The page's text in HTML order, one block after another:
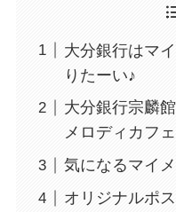
大分銀行はマ
りたーい♪
大分銀行宗麟
メロディカフ
気になるマイ
オリジナルポ